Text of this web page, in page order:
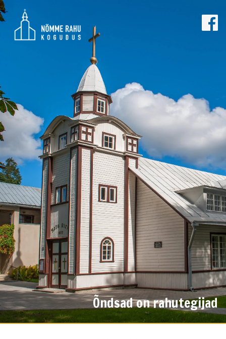
Õndsad on rahutegijad